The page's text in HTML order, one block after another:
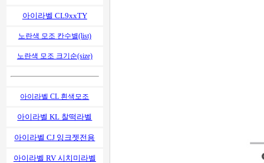
아이라벨 CL9xxTY
노란색 모조 칸수별(list)
노란색 모조 크기순(size)
아이라벨 CL 흰색모조
아이라벨 KL 찰떡라벨
아이라벨 CJ 잉크젯전용
아이라벨 RV 시치미라벨